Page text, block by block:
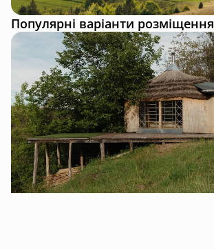
Популярні варіанти розміщення